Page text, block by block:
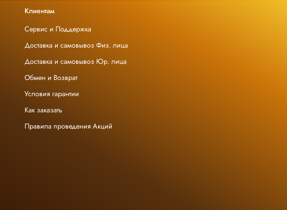
Клиентам
Сервис и Поддержка
Доставка и самовывоз Физ. лица
Доставка и самовывоз Юр. лица
Обмен и Возврат
Условия гарантии
Как заказать
Правила проведения Акций